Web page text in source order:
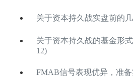
关于资本持久战实盘前的
关于资本持久战的基金形
12)
FMAB信号表现优异，准备